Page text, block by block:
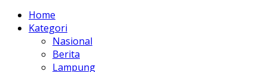
Home
Kategori
Nasional
Berita
Lampung